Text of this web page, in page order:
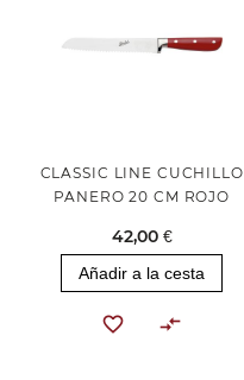
CLASSIC LINE CUCHILLO
PANERO 20 CM ROJO
42,00 €
Añadir a la cesta